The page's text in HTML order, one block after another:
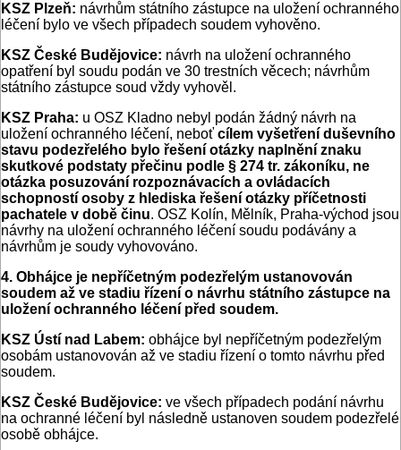
KSZ Plzeň: návrhům státního zástupce na uložení ochranného
léčení bylo ve všech případech soudem vyhověno.
KSZ České Budějovice: návrh na uložení ochranného
opatření byl soudu podán ve 30 trestních věcech; návrhům
státního zástupce soud vždy vyhověl.
KSZ Praha: u OSZ Kladno nebyl podán žádný návrh na
uložení ochranného léčení, neboť cílem vyšetření duševního
stavu podezřelého bylo řešení otázky naplnění znaku
skutkové podstaty přečinu podle § 274 tr. zákoníku, ne
otázka posuzování rozpoznávacích a ovládacích
schopností osoby z hlediska řešení otázky příčetnosti
pachatele v době činu. OSZ Kolín, Mělník, Praha-východ jsou
návrhy na uložení ochranného léčení soudu podávány a
návrhům je soudy vyhovováno.
4. Obhájce je nepříčetným podezřelým ustanovován
soudem až ve stadiu řízení o návrhu státního zástupce na
uložení ochranného léčení před soudem.
KSZ Ústí nad Labem: obhájce byl nepříčetným podezřelým
osobám ustanovován až ve stadiu řízení o tomto návrhu před
soudem.
KSZ České Budějovice: ve všech případech podání návrhu
na ochranné léčení byl následně ustanoven soudem podezřelé
osobě obhájce.